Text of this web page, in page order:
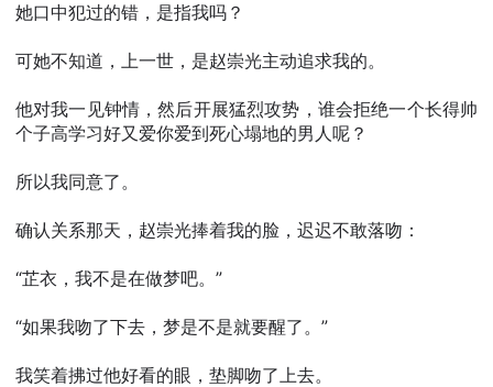
她口中犯过的错，是指我吗？
可她不知道，上一世，是赵崇光主动追求我的。
他对我一见钟情，然后开展猛烈攻势，谁会拒绝一个长得帅
个子高学习好又爱你爱到死心塌地的男人呢？
所以我同意了。
确认关系那天，赵崇光捧着我的脸，迟迟不敢落吻：
“芷衣，我不是在做梦吧。”
“如果我吻了下去，梦是不是就要醒了。”
我笑着拂过他好看的眼，垫脚吻了上去。